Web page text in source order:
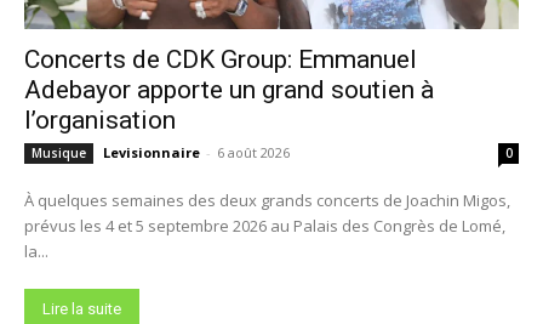
Concerts de CDK Group: Emmanuel
Adebayor apporte un grand soutien à
l’organisation
Musique Levisionnaire - 6 août 2026 0
À quelques semaines des deux grands concerts de Joachin Migos,
prévus les 4 et 5 septembre 2026 au Palais des Congrès de Lomé,
la...
Lire la suite